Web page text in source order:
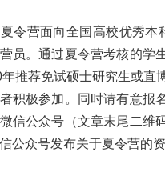
营面向全国高校优秀本
员。通过夏令营考核的学
推荐免试硕士研究生或直
积极参加。同时请有意报
信公众号（文章末尾二维
公众号发布关于夏令营的资